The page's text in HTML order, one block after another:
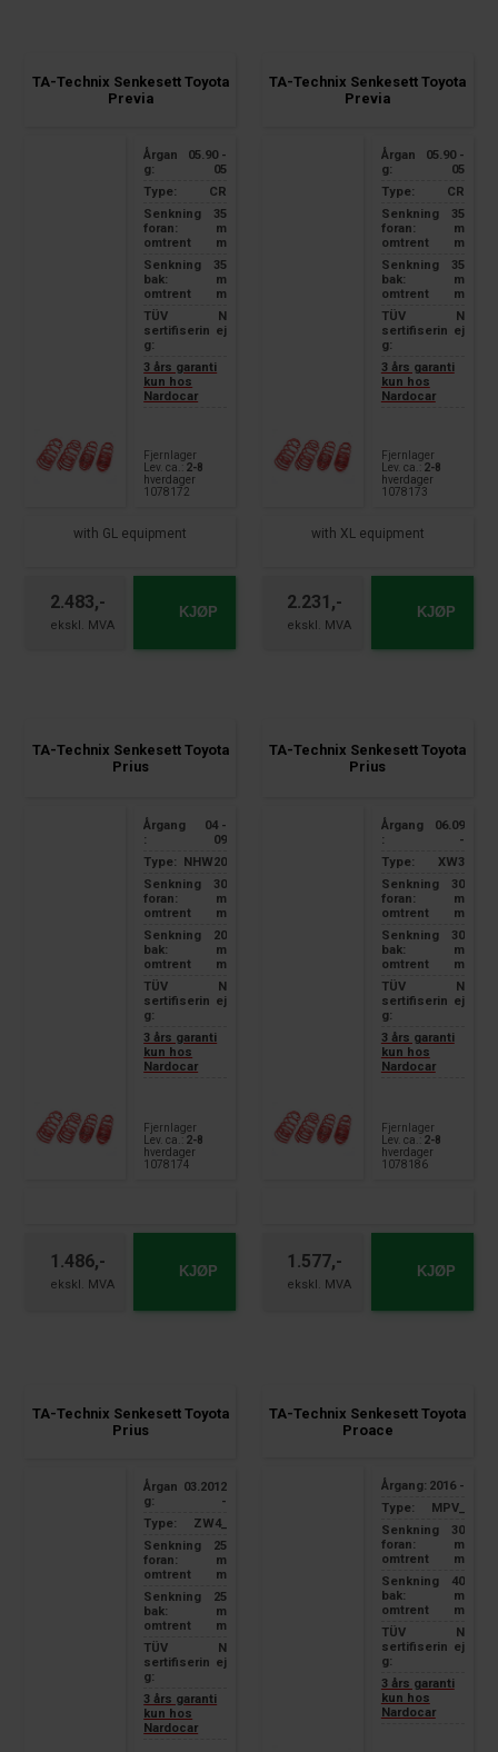
TA-Technix Senkesett Toyota
Previa
Årgan
g:
05.90 -
05
Type:
CR
Senkning
foran:
omtrent
35
m
m
Senkning
bak:
omtrent
35
m
m
TÜV
sertifiserin
g:
N
ej
3 års garanti
kun hos
Nardocar
Fjernlager
Lev. ca.: 2-8
hverdager
1078172
with GL equipment
2.483,- KJØP
TA-Technix Senkesett Toyota
Previa
Årgan
g:
05.90 -
05
Type:
CR
Senkning
foran:
omtrent
35
m
m
Senkning
bak:
omtrent
35
m
m
TÜV
sertifiserin
g:
N
ej
3 års garanti
kun hos
Nardocar
Fjernlager
Lev. ca.:
2-8
hverdager
1078173
with XL equipment
2.231,- KJØP
TA-Technix Senkesett Toyota
Prius
Årgang
:
04 -
09
Type:
NHW20
Senkning
foran:
omtrent
30
m
m
Senkning
bak:
omtrent
20
m
m
TÜV
sertifiserin
g:
N
ej
3 års garanti
kun hos
Nardocar
Fjernlager
Lev. ca.: 2-8
hverdager
1078174
1.486,- KJØP
TA-Technix Senkesett Toyota
Prius
Årgang
:
06.09
-
Type:
XW3
Senkning
foran:
omtrent
30
m
m
Senkning
bak:
omtrent
30
m
m
TÜV
sertifiserin
g:
N
ej
3 års garanti
kun hos
Nardocar
Fjernlager
Lev. ca.:
2-8
hverdager
1078186
1.577,- KJØP
TA-Technix Senkesett Toyota
Prius
Årgan
g:
03.2012
-
Type:
ZW4_
Senkning
foran:
omtrent
25
m
m
Senkning
bak:
omtrent
25
m
m
TÜV
sertifiserin
g:
N
ej
3 års garanti
kun hos
Nardocar
TA-Technix Senkesett Toyota
Proace
Årgang: 2016 -
Type:
MPV_
Senkning
foran:
omtrent
30
m
m
Senkning
bak:
omtrent
40
m
m
TÜV
sertifiserin
g:
N
ej
3 års garanti
kun hos
Nardocar